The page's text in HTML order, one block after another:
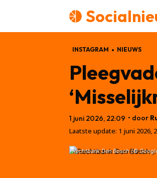
INSTAGRAM NIEUWS
1 juni 2026, 22:09 • door
Laatste update: 1 juni 2026,
Rechtbank Den Bosch (©